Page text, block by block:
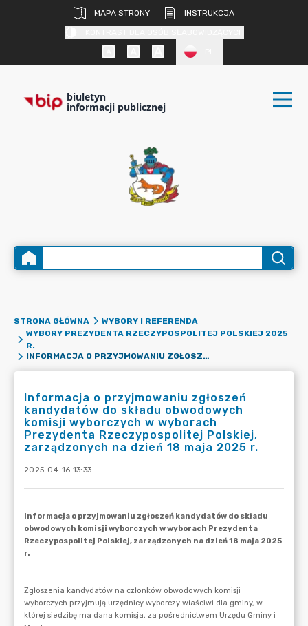
MAPA STRONY
INSTRUKCJA
biuletyn
informacji publicznej
STRONA GŁÓWNA
WYBORY I REFERENDA
WYBORY PREZYDENTA RZECZYPOSPOLITEJ POLSKIEJ 2025
R.
INFORMACJA O PRZYJMOWANIU ZGŁOSZEŃ KANDYDATÓW DO SKŁADU OBWODOWYCH KOMISJI WYBORCZYCH W WYBORACH PREZYDENTA RZECZYPOSPOLITEJ POLSKIEJ, ZARZĄDZONYCH NA DZIEŃ 18 MAJA 2025 R.
Informacja o przyjmowaniu zgłoszeń
kandydatów do składu obwodowych
komisji wyborczych w wyborach
Prezydenta Rzeczypospolitej Polskiej,
zarządzonych na dzień 18 maja 2025 r.
2025-04-16 13:33